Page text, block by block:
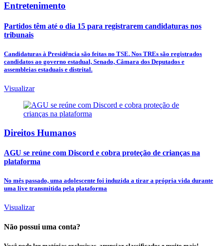
Entretenimento
Partidos têm até o dia 15 para registrarem candidaturas nos
tribunais
Candidaturas à Presidência são feitas no TSE. Nos TREs são registrados
candidatos ao governo estadual, Senado, Câmara dos Deputados e
assembleias estaduais e distrital.
Visualizar
Direitos Humanos
AGU se reúne com Discord e cobra proteção de crianças na
plataforma
No mês passado, uma adolescente foi induzida a tirar a própria vida durante
uma live transmitida pela plataforma
Visualizar
Não possui uma conta?